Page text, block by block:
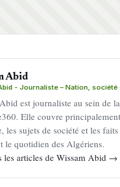
Abid
- Journaliste – Nation,
est journaliste au sein de
Elle couvre
les sujets de société et les
le quotidien des Algériens.
les articles de Wissam Abid →